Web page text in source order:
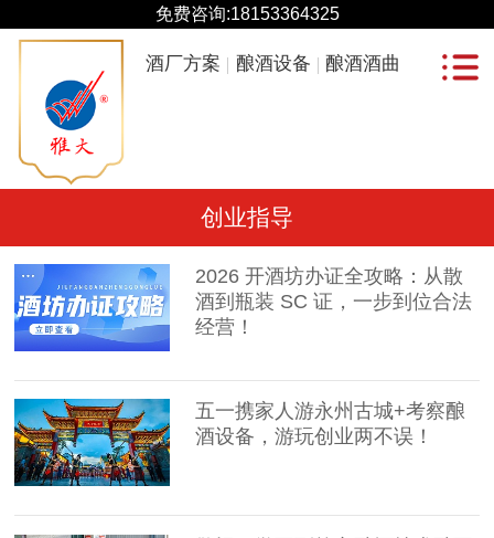
免费咨询:18153364325
酒厂方案 酿酒设备 酿酒酒曲
创业指导
2026 开酒坊办证全攻略：从散
酒到瓶装 SC 证，一步到位合法
经营！
五一携家人游永州古城+考察酿
酒设备，游玩创业两不误！